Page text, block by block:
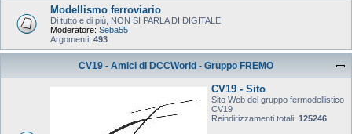
Modellismo ferroviario
Di tutto e di più, NON SI PARLA DI DIGITALE
Moderatore: Seba55
Argomenti: 493
CV19 - Amici di DCCWorld - Gruppo FREMO
CV19 - Sito
Sito Web del gruppo fermodellistico
CV19
Reindirizzamenti totali: 125246